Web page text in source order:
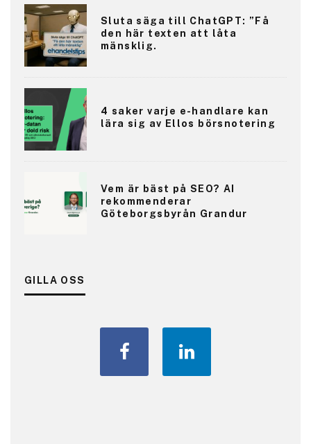
Sluta säga till ChatGPT: ”Få
den här texten att låta
mänsklig.
4 saker varje e-handlare kan
lära sig av Ellos börsnotering
Vem är bäst på SEO? AI
rekommenderar
Göteborgsbyrån Grandur
GILLA OSS